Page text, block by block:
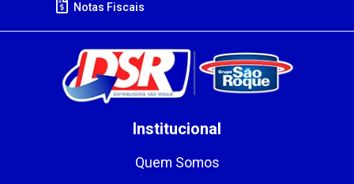
Notas Fiscais
Institucional
Quem Somos